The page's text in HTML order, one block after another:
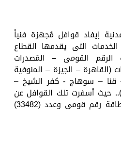
إيفاد قوافل مُجهزة فنياً
التى يقدمها القطاع
الرقم القومى – المُصدرات
(القاهرة – الجيزة – المنوفية
– قنا – سوهاج - كفر الشيخ –
حيث أسفرت تلك القوافل عن
إستخراج عدد (12324) بطاقة رقم قومى وعدد (33482)